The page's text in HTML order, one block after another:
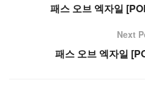
패스 오브 엑자일
Next
패스 오브 엑자일